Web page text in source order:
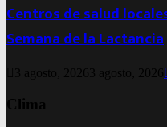
Centros de salud
Semana de la Lactancia
3 agosto, 2026 3 agosto, 2026
Clima